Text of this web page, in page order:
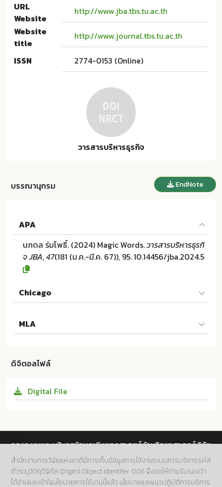
URL
Website
http://www.jba.tbs.tu.ac.th
Website
title
http://www.journal.tbs.tu.ac.th
ISSN 2774-0153 (Online)
วารสารบริหารธุรกิจ
บรรณานุกรม EndNote
APA
นภดล ร่มโพธิ์. (2024) Magic Words.วารสารบริหารธุรกิ
จ JBA,47(181 (ม.ค.-มี.ค. 67)), 95. 10.14456/jba.2024.5
Chicago
47 (2024):95. 10.14456/jba.2024.5
MLA
ba.2024.5
ดิจิตอลไฟล์
Digital File
กองระบบและบริหารข้อมูลเชิงยุทธศาสตร์ด้านวิทยาศาสตร์ วิจัย
และนวัตกรรม สำนักงานการวิจัยแห่งชาติ (วช.)
ที่อยู่.196 ถนนพหลโยธิน แขวงลาดยาว เขตจตุจักร กทม.
สำนักงานการวิจัยแห่งชาติมีการเก็บข้อมูลการใช้งานระบบการบริการรหัส
ตัวระบุวัตถุดิจิทัล (Digitsl Object Identifer: DOI) จึงขอให้ท่านรับรองว่า
ได้อ่านและเข้าใจนโยบายการใช้งานนี้แล้ว นโยบายและแนวปฏิบัติการบริการ